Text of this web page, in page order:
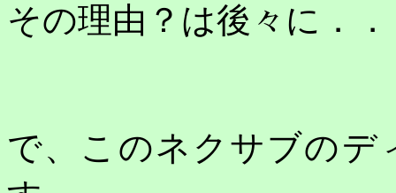
その理由？は後々に．
で、このネクサブのデ